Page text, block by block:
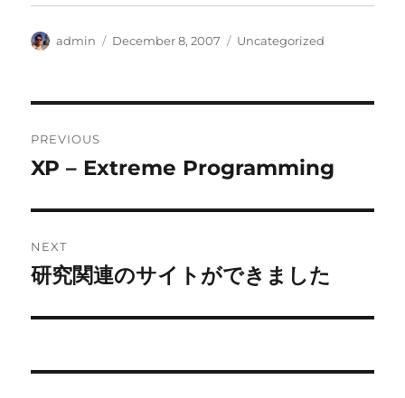
Author
admin
Posted
December 8, 2007 Categories
Uncategorized
navigation
PREVIOUS
Previous
XP – Extreme Programming
NEXT
Next
研究関連のサイトができました